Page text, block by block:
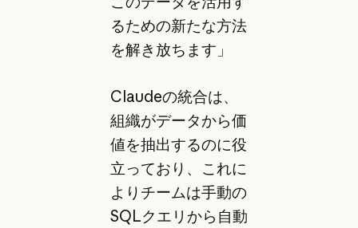
るための新たな方法
を解き放ちます」
Claudeの統合は、
組織がデータから価
値を抽出するのに役
立っており、これに
よりチームは手動の
SQLクエリから自動